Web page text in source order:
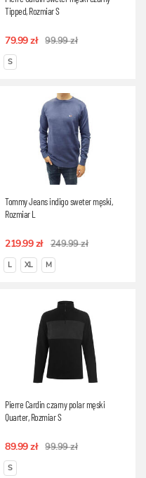
Tipped, Rozmiar S
79.99 zł 99.99 zł
S
Tommy Jeans indigo sweter męski,
Rozmiar L
219.99 zł 249.99 zł
L XL M
Pierre Cardin czarny polar męski
Quarter, Rozmiar S
89.99 zł 99.99 zł
S